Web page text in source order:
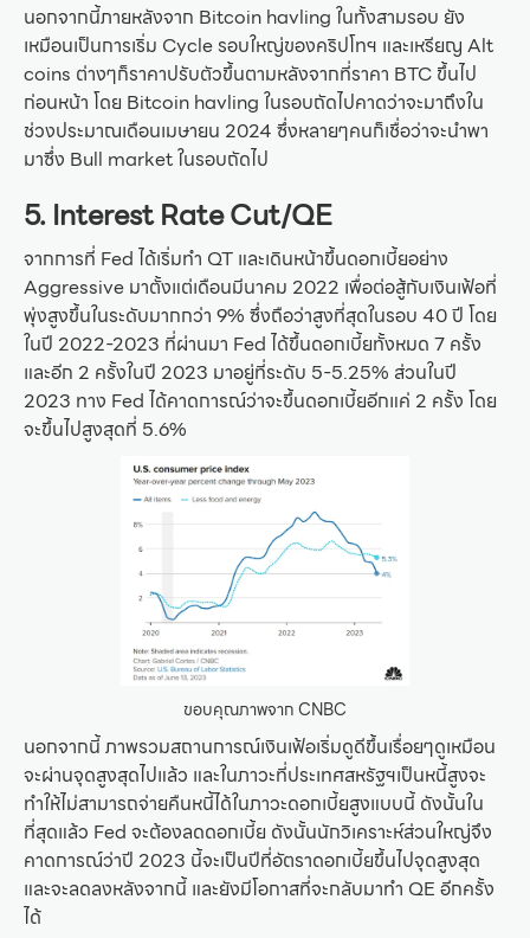
นอกจากนี้ภายหลังจาก Bitcoin havling ในทั้งสามรอบ ยัง
เหมือนเป็นการเริ่ม Cycle รอบใหญ่ของคริปโทฯ และเหรียญ Alt
coins ต่างๆก็ราคาปรับตัวขึ้นตามหลังจากที่ราคา BTC ขึ้นไป
ก่อนหน้า โดย Bitcoin havling ในรอบถัดไปคาดว่าจะมาถึงใน
ช่วงประมาณเดือนเมษายน 2024 ซึ่งหลายๆคนก็เชื่อว่าจะนำพา
มาซึ่ง Bull market ในรอบถัดไป
5. Interest Rate Cut/QE
จากการที่ Fed ได้เริ่มทำ QT และเดินหน้าขึ้นดอกเบี้ยอย่าง
Aggressive มาตั้งแต่เดือนมีนาคม 2022 เพื่อต่อสู้กับเงินเฟ้อที่
พุ่งสูงขึ้นในระดับมากกว่า 9% ซึ่งถือว่าสูงที่สุดในรอบ 40 ปี โดย
ในปี 2022-2023 ที่ผ่านมา Fed ได้ขึ้นดอกเบี้ยทั้งหมด 7 ครั้ง
และอีก 2 ครั้งในปี 2023 มาอยู่ที่ระดับ 5-5.25% ส่วนในปี
2023 ทาง Fed ได้คาดการณ์ว่าจะขึ้นดอกเบี้ยอีกแค่ 2 ครั้ง โดย
จะขึ้นไปสูงสุดที่ 5.6%
ขอบคุณภาพจาก CNBC
นอกจากนี้ ภาพรวมสถานการณ์เงินเฟ้อเริ่มดูดีขึ้นเรื่อยๆดูเหมือน
จะผ่านจุดสูงสุดไปแล้ว และในภาวะที่ประเทศสหรัฐฯเป็นหนี้สูงจะ
ทำให้ไม่สามารถจ่ายคืนหนี้ได้ในภาวะดอกเบี้ยสูงแบบนี้ ดังนั้นใน
ที่สุดแล้ว Fed จะต้องลดดอกเบี้ย ดังนั้นนักวิเคราะห์ส่วนใหญ่จึง
คาดการณ์ว่าปี 2023 นี้จะเป็นปีที่อัตราดอกเบี้ยขึ้นไปจุดสูงสุด
และจะลดลงหลังจากนี้ และยังมีโอกาสที่จะกลับมาทำ QE อีกครั้ง
ได้